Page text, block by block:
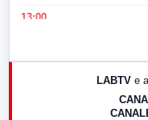
13:00
LABTV e